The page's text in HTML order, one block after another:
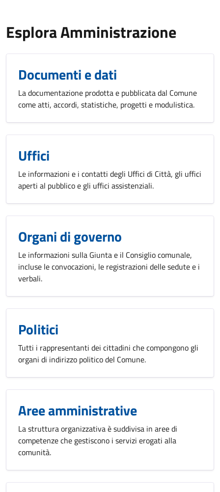
Esplora Amministrazione
Documenti e dati
La documentazione prodotta e pubblicata dal Comune
come atti, accordi, statistiche, progetti e modulistica.
Uffici
Le informazioni e i contatti degli Uffici di Città, gli uffici
aperti al pubblico e gli uffici assistenziali.
Organi di governo
Le informazioni sulla Giunta e il Consiglio comunale,
incluse le convocazioni, le registrazioni delle sedute e i
verbali.
Politici
Tutti i rappresentanti dei cittadini che compongono gli
organi di indirizzo politico del Comune.
Aree amministrative
La struttura organizzativa è suddivisa in aree di
competenze che gestiscono i servizi erogati alla
comunità.